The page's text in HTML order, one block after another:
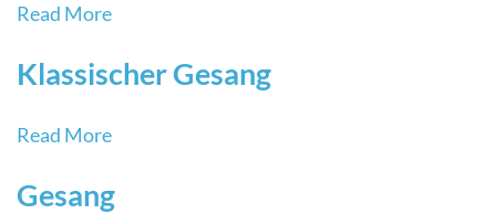
Read More
Klassischer Gesang
Read More
Gesang